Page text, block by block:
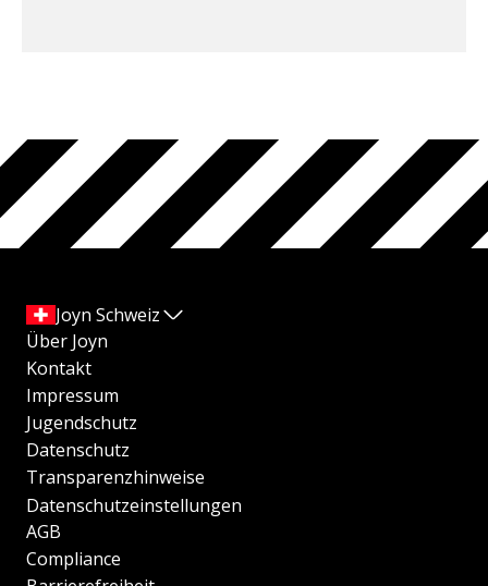
Joyn Schweiz
Über Joyn
Kontakt
Impressum
Jugendschutz
Datenschutz
Transparenzhinweise
Datenschutzeinstellungen
AGB
Compliance